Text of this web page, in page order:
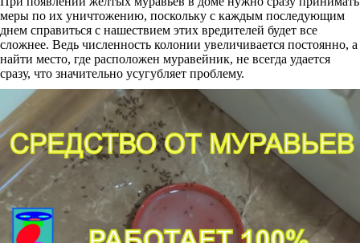
меры по их уничтожению, поскольку с каждым последующим
днем справиться с нашествием этих вредителей будет все
сложнее. Ведь численность колонии увеличивается постоянно, а
найти место, где расположен муравейник, не всегда удается
сразу, что значительно усугубляет проблему.